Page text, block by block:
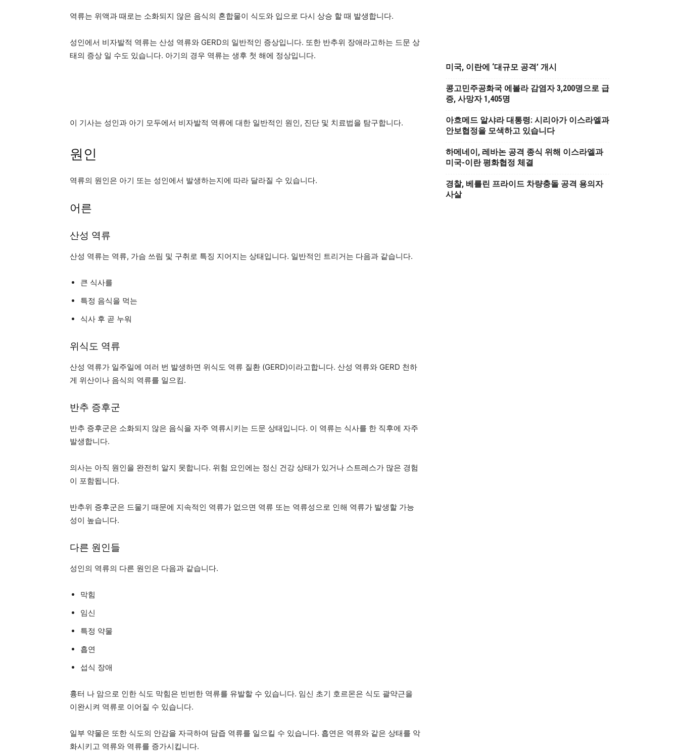
역류는 위액과 때로는 소화되지 않은 음식의 혼합물이 식도와 입으로 다시 상승 할 때 발생합니다.
성인에서 비자발적 역류는 산성 역류와 GERD의 일반적인 증상입니다. 또한 반추위 장애라고하는 드문 상
태의 증상 일 수도 있습니다. 아기의 경우 역류는 생후 첫 해에 정상입니다.
이 기사는 성인과 아기 모두에서 비자발적 역류에 대한 일반적인 원인, 진단 및 치료법을 탐구합니다.
원인
역류의 원인은 아기 또는 성인에서 발생하는지에 따라 달라질 수 있습니다.
어른
산성 역류
산성 역류는 역류, 가슴 쓰림 및 구취로 특징 지어지는 상태입니다. 일반적인 트리거는 다음과 같습니다.
큰 식사를
특정 음식을 먹는
식사 후 곧 누워
위식도 역류
산성 역류가 일주일에 여러 번 발생하면 위식도 역류 질환 (GERD)이라고합니다. 산성 역류와 GERD 천하
게 위산이나 음식의 역류를 일으킴.
반추 증후군
반추 증후군은 소화되지 않은 음식을 자주 역류시키는 드문 상태입니다. 이 역류는 식사를 한 직후에 자주
발생합니다.
의사는 아직 원인을 완전히 알지 못합니다. 위험 요인에는 정신 건강 상태가 있거나 스트레스가 많은 경험
이 포함됩니다.
반추위 증후군은 드물기 때문에 지속적인 역류가 없으면 역류 또는 역류성으로 인해 역류가 발생할 가능
성이 높습니다.
다른 원인들
성인의 역류의 다른 원인은 다음과 같습니다.
막힘
임신
특정 약물
흡연
섭식 장애
흉터 나 암으로 인한 식도 막힘은 빈번한 역류를 유발할 수 있습니다. 임신 초기 호르몬은 식도 괄약근을
이완시켜 역류로 이어질 수 있습니다.
일부 약물은 또한 식도의 안감을 자극하여 담즙 역류를 일으킬 수 있습니다. 흡연은 역류와 같은 상태를 악
화시키고 역류와 역류를 증가시킵니다.
미국, 이란에 ‘대규모 공격’ 개시
콩고민주공화국 에볼라 감염자 3,200명으로 급
증, 사망자 1,405명
아흐메드 알샤라 대통령: 시리아가 이스라엘과
안보협정을 모색하고 있습니다
하메네이, 레바논 공격 종식 위해 이스라엘과
미국-이란 평화협정 체결
경찰, 베를린 프라이드 차량충돌 공격 용의자
사살